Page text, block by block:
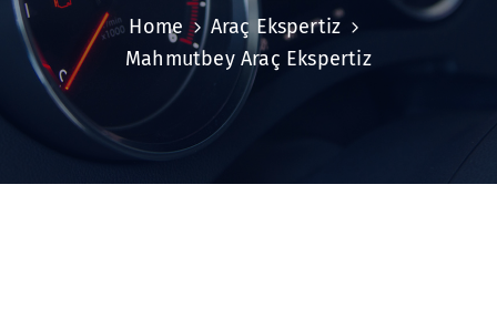
Home
Araç Ekspertiz
Mahmutbey Araç Ekspertiz